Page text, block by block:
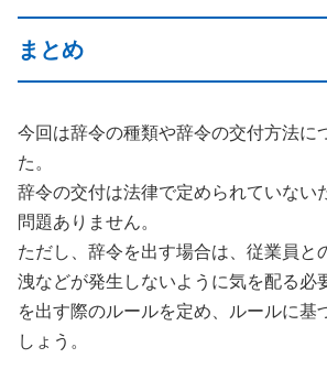
まとめ
今回は辞令の種類や辞令の交付方法に
た。
辞令の交付は法律で定められていない
問題ありません。
ただし、辞令を出す場合は、従業員と
洩などが発生しないように気を配る必
を出す際のルールを定め、ルールに基
しょう。